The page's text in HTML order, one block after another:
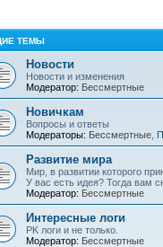
ТЕМЫ
Новости
Новости и изменения
Модератор: Бессмертные
Новичкам
Вопросы и ответы
Модераторы: Бессмертные
Развитие мира
Мир, в развитии которого
У вас есть идея? Тогда вам
Модератор: Бессмертные
Интересные логи
PK логи и не только.
Модератор: Бессмертные